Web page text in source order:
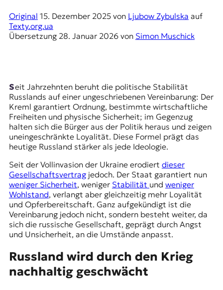
e
n
k
t
e
n
z
z
u
O
t
e
u
r
o
p
a
Original 15. Dezember 2025von Ljubow Zybulska auf
Texty.org.ua
Übersetzung 28. Januar 2026von Simon Muschick
Seit Jahrzehnten beruht die politische Stabilität
Russlands auf einer ungeschriebenen Vereinbarung: Der
Kreml garantiert Ordnung, bestimmte wirtschaftliche
Freiheiten und physische Sicherheit; im Gegenzug
halten sich die Bürger aus der Politik heraus und zeigen
uneingeschränkte Loyalität. Diese Formel prägt das
heutige Russland stärker als jede Ideologie.
Seit der Vollinvasion der Ukraine erodiert dieser
Gesellschaftsvertragjedoch. Der Staat garantiert nun
weniger Sicherheit, weniger Stabilität und weniger
Wohlstand, verlangt aber gleichzeitig mehr Loyalität
und Opferbereitschaft. Ganz aufgekündigt ist die
Vereinbarung jedoch nicht, sondern besteht weiter, da
sich die russische Gesellschaft, geprägt durch Angst
und Unsicherheit, an die Umstände anpasst.
Russland wird durch den Krieg
nachhaltig geschwächt